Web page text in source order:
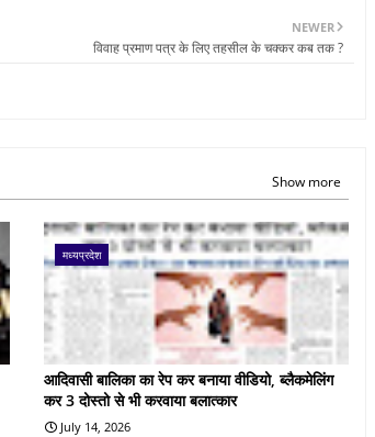
NEWER
विवाह प्रमाण पत्र के लिए तहसील के चक्कर कब तक ?
Show more
मध्यप्रदेश
आदिवासी बालिका का रेप कर बनाया वीडियो, ब्लैकमेलिंग
कर 3 दोस्तो से भी करवाया बलात्कार
July 14, 2026